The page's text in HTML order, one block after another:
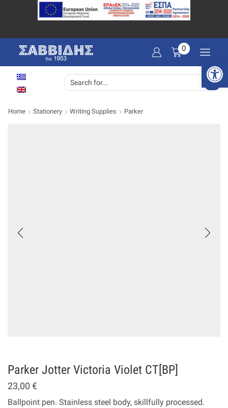
0
Home Stationery Writing Supplies Parker
Parker Jotter Victoria Violet CT[BP]
23,00 €
Ballpoint pen. Stainless steel body, skillfully processed.